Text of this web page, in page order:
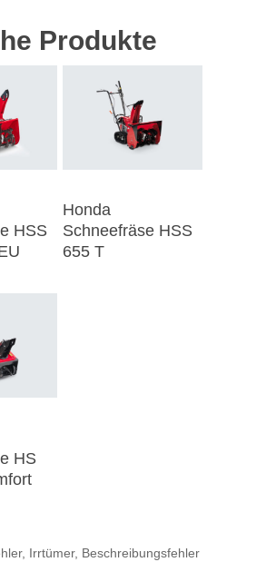
Produkte
HSS
Honda
Schneefräse HSS
655 T
HS
Irrtümer, Beschreibungsfehler